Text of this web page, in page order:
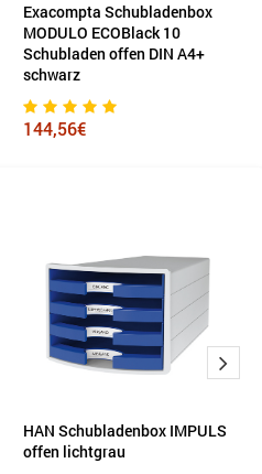
Exacompta Schubladenbox
MODULO ECOBlack 10
Schubladen offen DIN A4+
schwarz
144,56€
HAN Schubladenbox IMPULS
offen lichtgrau